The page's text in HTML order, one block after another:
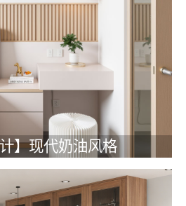
】现代奶油风格